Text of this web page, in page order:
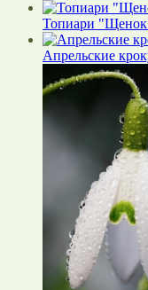
Топиари
Апрельские